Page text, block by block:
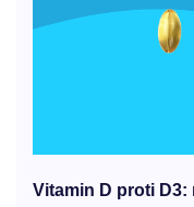
Vitamin D proti